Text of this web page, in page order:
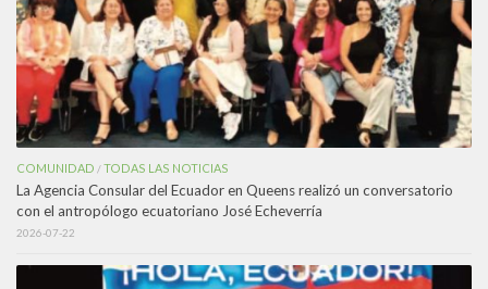
COMUNIDAD /TODAS LAS NOTICIAS
La Agencia Consular del Ecuador en Queens realizó un conversatorio
con el antropólogo ecuatoriano José Echeverría
2026-07-22